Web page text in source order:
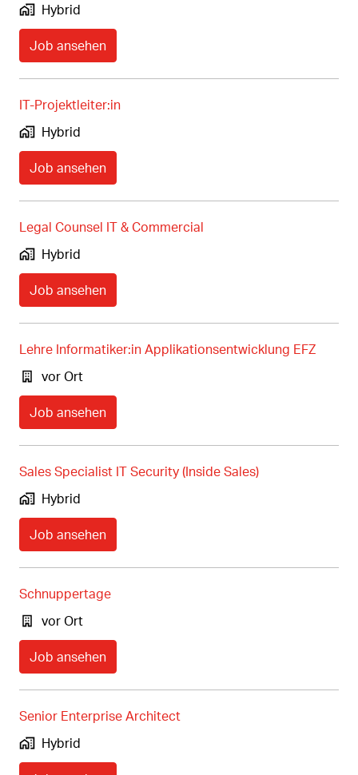
Hybrid
Job ansehen
IT-Projektleiter:in
Hybrid
Job ansehen
Legal Counsel IT & Commercial
Hybrid
Job ansehen
Lehre Informatiker:in Applikationsentwicklung EFZ
vor Ort
Job ansehen
Sales Specialist IT Security (Inside Sales)
Hybrid
Job ansehen
Schnuppertage
vor Ort
Job ansehen
Senior Enterprise Architect
Hybrid